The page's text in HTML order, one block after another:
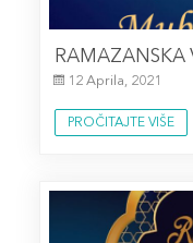
12 Aprila, 2021
PROČITAJTE VIŠE